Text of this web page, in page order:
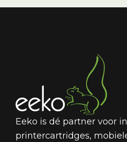
Eeko is dé partner voor
printercartridges,